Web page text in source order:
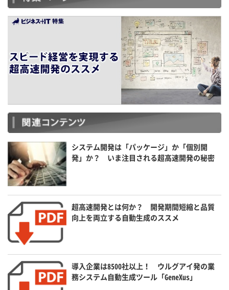
システム開発は「パッケージ」か「個別開
発」か？ いま注目される超高速開発の秘密
超高速開発とは何か？ 開発期間短縮と品質
向上を両立する自動生成のススメ
導入企業は8500社以上！ ウルグアイ発の業
務システム自動生成ツール「GeneXus」